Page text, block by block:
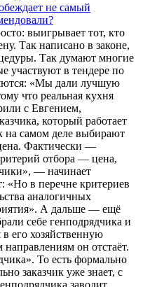
не самый
выигрывает тот, кто
Так написано в законе,
Так думают многие
участвуют в тендере по
«Мы дали лучшую
что реальная кухня
с Евгением,
который работает
на самом деле выбирают
Фактически —
отбора — цена,
— начинает
«Но в перечне критериев
аналогичных
А дальше — ещё
себе генподрядчика и
его хозяйственную
направлениям он отстаёт.
То есть формально
заказчик уже знает, с
заводит